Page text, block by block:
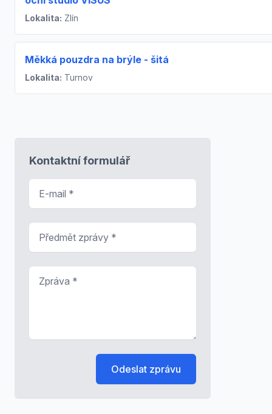
Lokalita: Zlín
Měkká pouzdra na brýle - šitá
Lokalita: Turnov
Kontaktní formulář
Odeslat zprávu